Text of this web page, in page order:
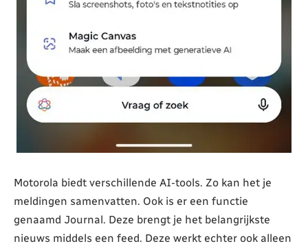
Motorola biedt verschillende AI-tools. Zo kan het je
meldingen samenvatten. Ook is er een functie
genaamd Journal. Deze brengt je het belangrijkste
nieuws middels een feed. Deze werkt echter ook alleen